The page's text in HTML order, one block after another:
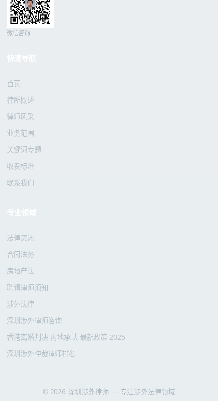
微信咨询
首页
律所概述
律师风采
业务范围
关键词专题
收费标准
联系我们
法律资讯
合同法务
房地产法
聘请律师须知
涉外法律
深圳涉外律师咨询
香港离婚判决 内地承认 最新政策 2025
深圳涉外仲裁律师排名
© 2026 深圳涉外律师 — 专注涉外法律领域